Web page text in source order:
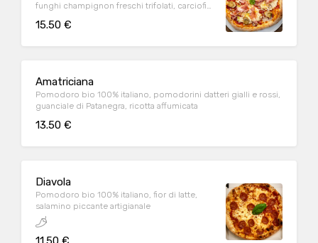
funghi champignon freschi trifolati, carciofi
brace all’uscita
15.50 €
Amatriciana
Pomodoro bio 100% italiano, pomodorini datteri gialli e rossi,
guanciale di Patanegra, ricotta affumicata
13.50 €
Diavola
Pomodoro bio 100% italiano, fior di latte,
salamino piccante artigianale